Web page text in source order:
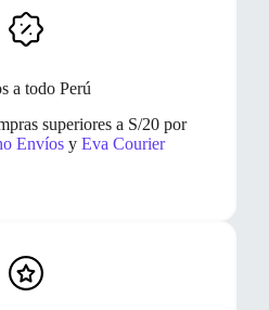
a todo Perú
superiores a S/20 por
Envíosy Eva Courier